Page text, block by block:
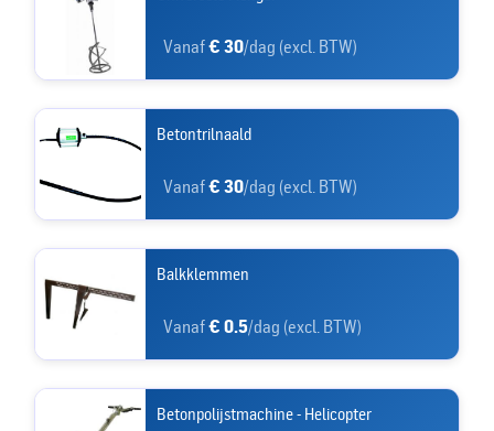
Vanaf€ 30/dag (excl. BTW)
Betontrilnaald
Vanaf€ 30/dag (excl. BTW)
Balkklemmen
Vanaf€ 0.5/dag (excl. BTW)
Betonpolijstmachine - Helicopter